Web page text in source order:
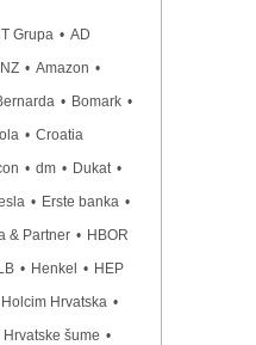
Grupa • AD
• Amazon •
• Bomark •
• Croatia
• dm • Dukat •
• Erste banka •
& Partner • HBOR
• Henkel • HEP
Holcim Hrvatska •
Hrvatske šume •